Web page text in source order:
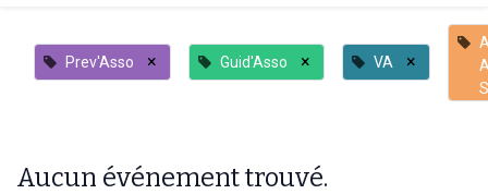
Prev'Asso × Guid'Asso × VA ×
Aucun événement trouvé.